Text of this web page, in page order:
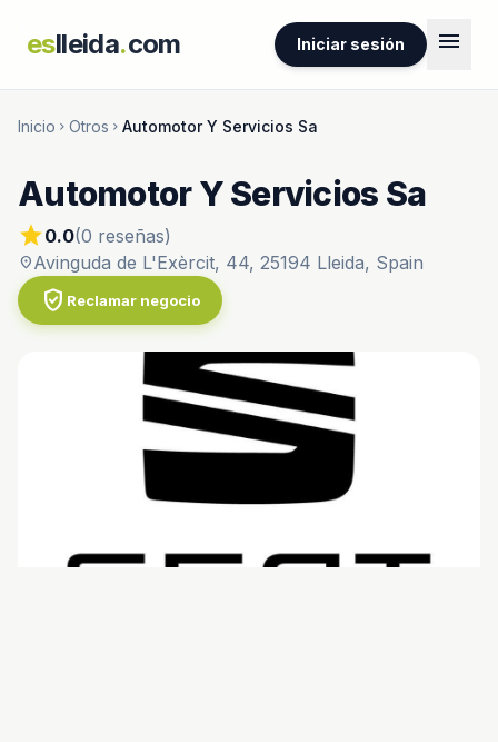
eslleida.com Iniciar sesión menu
Inicio chevron_right Otros chevron_right Automotor Y Servicios Sa
Automotor Y Servicios Sa
star0.0(0 reseñas)
location_onAvinguda de L'Exèrcit, 44, 25194 Lleida, Spain
verified_user Reclamar negocio